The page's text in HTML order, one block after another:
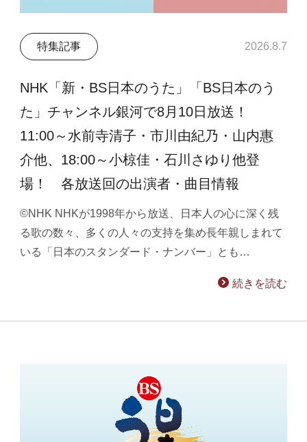
特集記事 2026.8.7
NHK「新・BS日本のうた」「BS日本のう
た」チャンネル銀河で8月10日放送！
11:00～水前寺清子・市川由紀乃・山内惠
介他、18:00～小椋佳・石川さゆり他登
場！ 各放送回の出演者・曲目情報
©NHK NHKが1998年から放送、日本人の心に深く残
る歌の数々、多くの人々の支持を集め長年親しまれて
いる「日本のスタンダード・ナンバー」とも…
続きを読む